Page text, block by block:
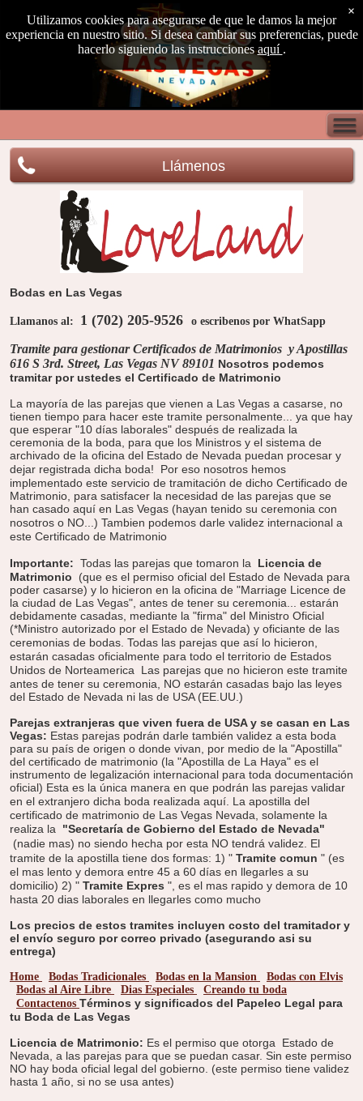
Utilizamos cookies para asegurarse de que le damos la mejor
experiencia en nuestro sitio. Si desea cambiar sus preferencias, puede
hacerlo siguiendo las instruccionesaquí .
×
Llámenos
Bodas en Las Vegas
Llamanos al: 1 (702) 205-9526 o escribenos por WhatSapp
Tramite para gestionar Certificados de Matrimonios y Apostillas
616 S 3rd. Street, Las Vegas NV 89101 Nosotros podemos
tramitar por ustedes el Certificado de Matrimonio
La mayoría de las parejas que vienen a Las Vegas a casarse, no
tienen tiempo para hacer este tramite personalmente... ya que hay
que esperar "10 días laborales" después de realizada la
ceremonia de la boda, para que los Ministros y el sistema de
archivado de la oficina del Estado de Nevada puedan procesar y
dejar registrada dicha boda!
Por eso nosotros hemos
implementado este servicio de tramitación de dicho Certificado de
Matrimonio, para satisfacer la necesidad de las parejas que se
han casado aquí en Las Vegas (hayan tenido su ceremonia con
nosotros o NO...) Tambien podemos darle validez internacional a
este Certificado de Matrimonio
Importante: Todas las parejas que tomaron la Licencia de
Matrimonio
(que es el permiso oficial del Estado de Nevada para
poder casarse) y lo hicieron en la oficina de "Marriage Licence de
la ciudad de Las Vegas", antes de tener su ceremonia... estarán
debidamente casadas, mediante la "firma" del Ministro Oficial
(*Ministro autorizado por el Estado de Nevada) y oficiante de las
ceremonias de bodas. Todas las parejas que así lo hicieron,
estarán casadas oficialmente para todo el territorio de Estados
Unidos de Norteamerica Las parejas que no hicieron este tramite
antes de tener su ceremonia, NO estarán casadas bajo las leyes
del Estado de Nevada ni las de USA (EE.UU.)
Parejas extranjeras que viven fuera de USA y se casan en Las
Vegas: Estas parejas podrán darle también validez a esta boda
para su país de origen o donde vivan, por medio de la "Apostilla"
del certificado de matrimonio (la "Apostilla de La Haya" es el
instrumento de legalización internacional para toda documentación
oficial) Esta es la única manera en que podrán las parejas validar
en el extranjero dicha boda realizada aquí. La apostilla del
certificado de matrimonio de Las Vegas Nevada, solamente la
realiza la "Secretaría de Gobierno del Estado de Nevada"
(nadie mas) no siendo hecha por esta NO tendrá validez. El
tramite de la apostilla tiene dos formas: 1) " Tramite comun " (es
el mas lento y demora entre 45 a 60 días en llegarles a su
domicilio) 2) " Tramite Expres ", es el mas rapido y demora de 10
hasta 20 dias laborales en llegarles como mucho
Los precios de estos tramites incluyen costo del tramitador y
el envío seguro por correo privado (asegurando asi su
entrega)
Home Bodas Tradicionales Bodas en la Mansion
Bodas con Elvis
Bodas al Aire Libre
Dias Especiales
Creando tu boda
Contactenos Términos y significados del Papeleo Legal para
tu Boda de Las Vegas
Licencia de Matrimonio: Es el permiso que otorga Estado de
Nevada, a las parejas para que se puedan casar. Sin este permiso
NO hay boda oficial legal del gobierno. (este permiso tiene validez
hasta 1 año, si no se usa antes)